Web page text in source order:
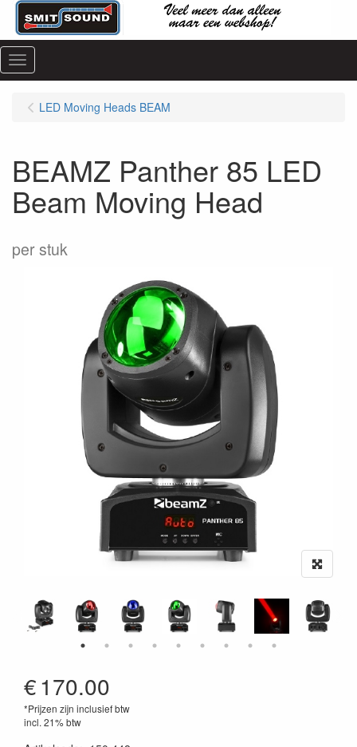
Menu
LED Moving Heads BEAM
BEAMZ Panther 85 LED
Beam Moving Head
per stuk
€170.00
*Prijzen zijn inclusief btw
incl. 21% btw